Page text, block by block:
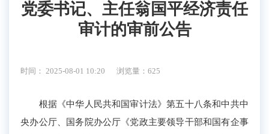
党委书记、主任翁国平经济责任
审计的审前公告
时间： 2025-08-01 10:20 浏览量：625
根据《中华人民共和国审计法》第五十八条和中共中
央办公厅、国务院办公厅《党政主要领导干部和国有企事